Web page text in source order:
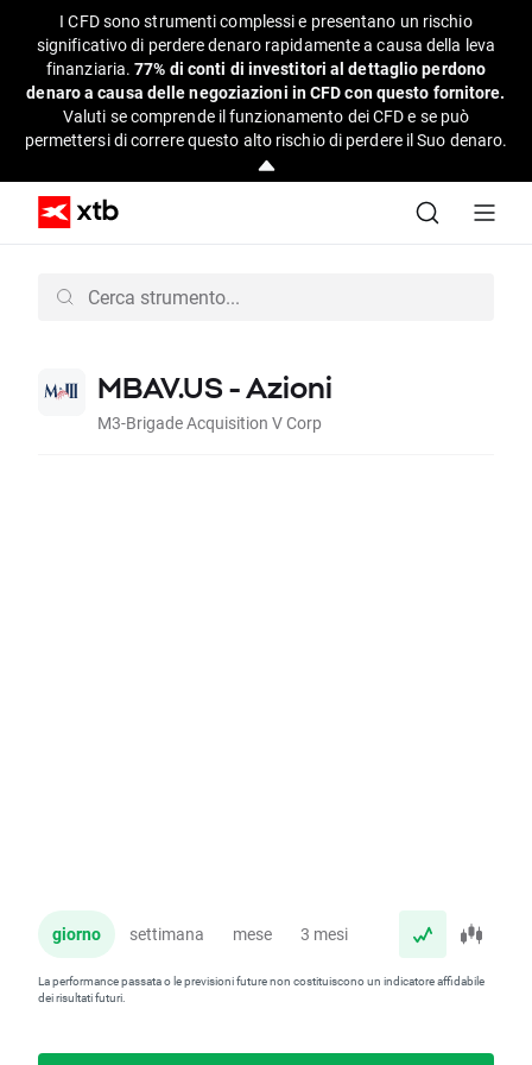
I CFD sono strumenti complessi e presentano un rischio
significativo di perdere denaro rapidamente a causa della leva
finanziaria.77% di conti di investitori al dettaglio perdono
denaro a causa delle negoziazioni in CFD con questo fornitore.
Valuti se comprende il funzionamento dei CFD e se può
permettersi di correre questo alto rischio di perdere il Suo denaro.
MBAV.US - Azioni
M3-Brigade Acquisition V Corp
giorno settimana mese 3 mesi anno
La performance passata o le previsioni future non costituiscono un indicatore affidabile
dei risultati futuri.